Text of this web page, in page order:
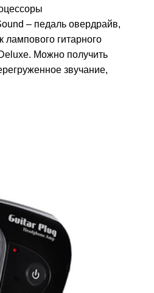
– педаль овердрайв,
лампового гитарного
Можно получить
звучание,